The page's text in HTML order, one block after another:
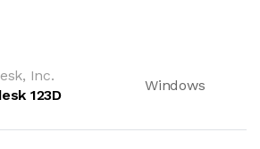
Inc.
123D
Windows